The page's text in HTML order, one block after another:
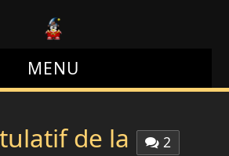
MENU
2
de la